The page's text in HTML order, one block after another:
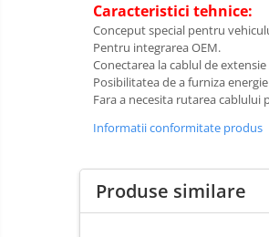
Caracteristici tehnice:
Conceput special pentru
Pentru integrarea OEM.
Conectarea la cablul de
Posibilitatea de a furniza
Fara a necesita rutarea
Informatii conformitate produs
Produse similare